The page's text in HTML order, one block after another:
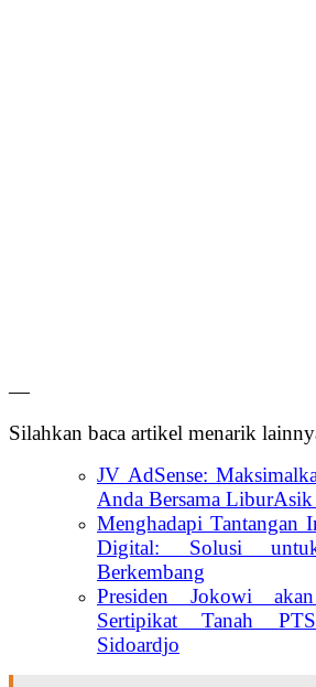
—
Silahkan baca artikel menarik
JV AdSense:
Anda Bersama
Menghadapi Tantangan
Digital: Solusi
Berkembang
Presiden Jokowi
Sertipikat Tanah
Sidoardjo